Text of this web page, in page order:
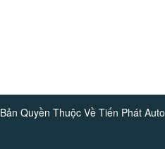
Bản Quyền Thuộc Về Tiến Phát Auto